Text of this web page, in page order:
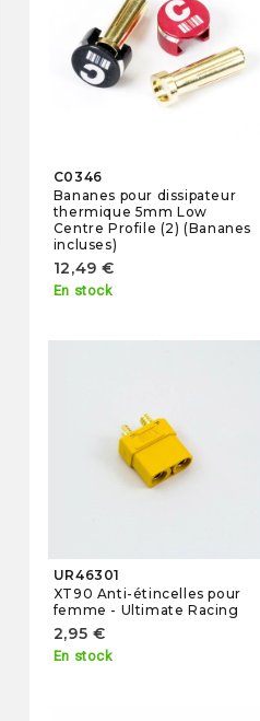
C0346
Bananes pour dissipateur
thermique 5mm Low
Centre Profile (2) (Bananes
incluses)
12,49 €
En stock
UR46301
XT90 Anti-étincelles pour
femme - Ultimate Racing
2,95 €
En stock